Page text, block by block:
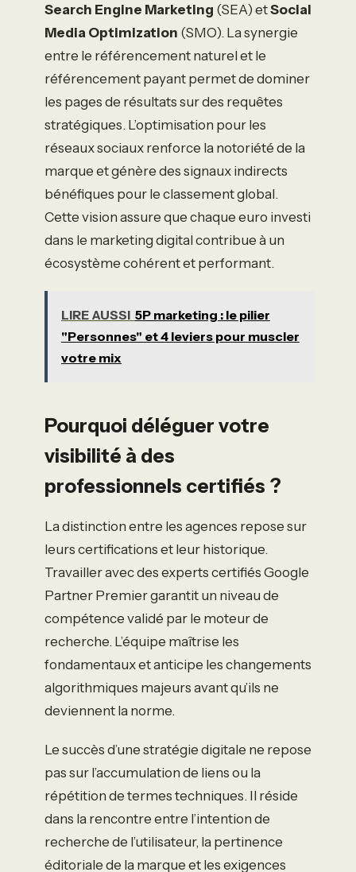
Search Engine Marketing (SEA) etSocial
Media Optimization (SMO). La synergie
entre le référencement naturel et le
référencement payant permet de dominer
les pages de résultats sur des requêtes
stratégiques. L’optimisation pour les
réseaux sociaux renforce la notoriété de la
marque et génère des signaux indirects
bénéfiques pour le classement global.
Cette vision assure que chaque euro investi
dans le marketing digital contribue à un
écosystème cohérent et performant.
LIRE AUSSI 5P marketing : le pilier
"Personnes" et 4 leviers pour muscler
votre mix
Pourquoi déléguer votre
visibilité à des
professionnels certifiés ?
La distinction entre les agences repose sur
leurs certifications et leur historique.
Travailler avec des experts certifiés Google
Partner Premier garantit un niveau de
compétence validé par le moteur de
recherche. L’équipe maîtrise les
fondamentaux et anticipe les changements
algorithmiques majeurs avant qu’ils ne
deviennent la norme.
Le succès d’une stratégie digitale ne repose
pas sur l’accumulation de liens ou la
répétition de termes techniques. Il réside
dans la rencontre entre l’intention de
recherche de l’utilisateur, la pertinence
éditoriale de la marque et les exigences